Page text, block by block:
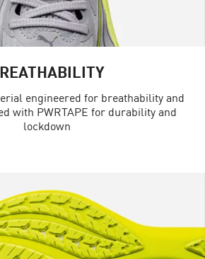
engineered for breathability and
with PWRTAPE for durability and
lockdown